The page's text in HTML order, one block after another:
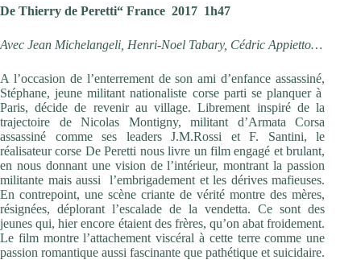
De Thierry de Peretti“ France 2017 1h47
Avec Jean Michelangeli, Henri-Noel Tabary, Cédric Appietto…
A l’occasion de l’enterrement de son ami d’enfance assassiné,
Stéphane, jeune militant nationaliste corse parti se planquer à
Paris, décide de revenir au village. Librement inspiré de la
trajectoire de Nicolas Montigny, militant d’Armata Corsa
assassiné comme ses leaders J.M.Rossi et F. Santini, le
réalisateur corse De Peretti nous livre un film engagé et brulant,
en nous donnant une vision de l’intérieur, montrant la passion
militante mais aussi l’embrigadement et les dérives mafieuses.
En contrepoint, une scène criante de vérité montre des mères,
résignées, déplorant l’escalade de la vendetta. Ce sont des
jeunes qui, hier encore étaient des frères, qu’on abat froidement.
Le film montre l’attachement viscéral à cette terre comme une
passion romantique aussi fascinante que pathétique et suicidaire.